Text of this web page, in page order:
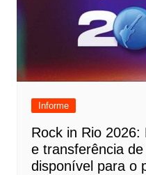
Informe
Rock in Rio
e transferência
disponível para o